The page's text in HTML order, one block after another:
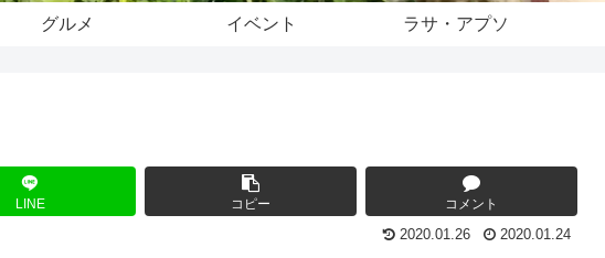
グルメ イベント ラサ・アプソ
LINE コピー コメント
2020.01.26 2020.01.24